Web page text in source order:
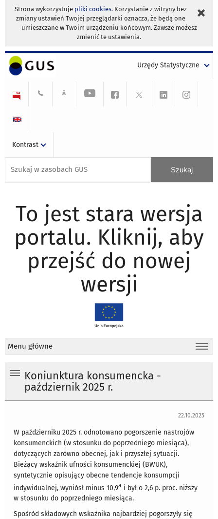
Strona wykorzystuje pliki cookies. Korzystanie z witryny bez
zmiany ustawień Twojej przeglądarki oznacza, że będą one
umieszczane w Twoim urządzeniu końcowym. Zawsze możesz
zmienić te ustawienia.
Urzędy Statystyczne
Kontrast
To jest stara wersja
portalu. Kliknij, aby
przejść do nowej
wersji
Menu główne
Koniunktura konsumencka -
październik 2025 r.
22.10.2025
W październiku 2025 r. odnotowano pogorszenie nastrojów
konsumenckich (w stosunku do poprzedniego miesiąca),
dotyczących zarówno obecnej, jak i przyszłej sytuacji.
Bieżący wskaźnik ufności konsumenckiej (BWUK),
syntetycznie opisujący obecne tendencje konsumpcji
indywidualnej, wyniósł minus 10,9a i był o 2,6 p. proc. niższy
w stosunku do poprzedniego miesiąca.
Spośród składowych wskaźnika najbardziej pogorszyły się